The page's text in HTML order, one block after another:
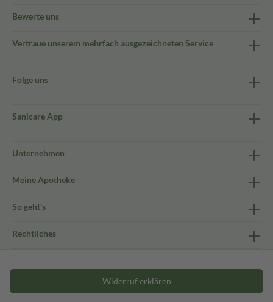
Bewerte uns
Vertraue unserem mehrfach ausgezeichneten Service
Folge uns
Sanicare App
Unternehmen
Meine Apotheke
So geht's
Rechtliches
Widerruf erklären